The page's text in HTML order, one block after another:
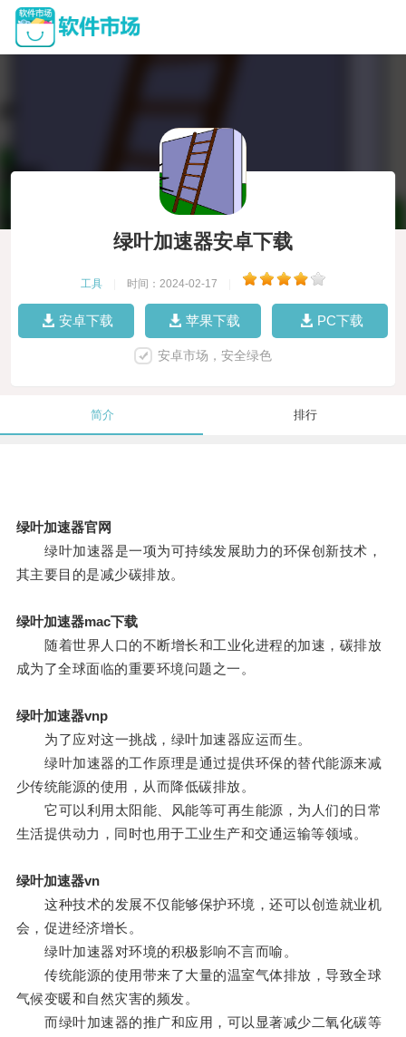
绿叶加速器安卓下载
工具 时间：2024-02-17
安卓下载 苹果下载 PC下载
安卓市场，安全绿色
简介 排行
绿叶加速器官网
绿叶加速器是一项为可持续发展助力的环保创新技术，
其主要目的是减少碳排放。
绿叶加速器mac下载
随着世界人口的不断增长和工业化进程的加速，碳排放
成为了全球面临的重要环境问题之一。
绿叶加速器vnp
为了应对这一挑战，绿叶加速器应运而生。
绿叶加速器的工作原理是通过提供环保的替代能源来减
少传统能源的使用，从而降低碳排放。
它可以利用太阳能、风能等可再生能源，为人们的日常
生活提供动力，同时也用于工业生产和交通运输等领域。
绿叶加速器vn
这种技术的发展不仅能够保护环境，还可以创造就业机
会，促进经济增长。
绿叶加速器对环境的积极影响不言而喻。
传统能源的使用带来了大量的温室气体排放，导致全球
气候变暖和自然灾害的频发。
而绿叶加速器的推广和应用，可以显著减少二氧化碳等